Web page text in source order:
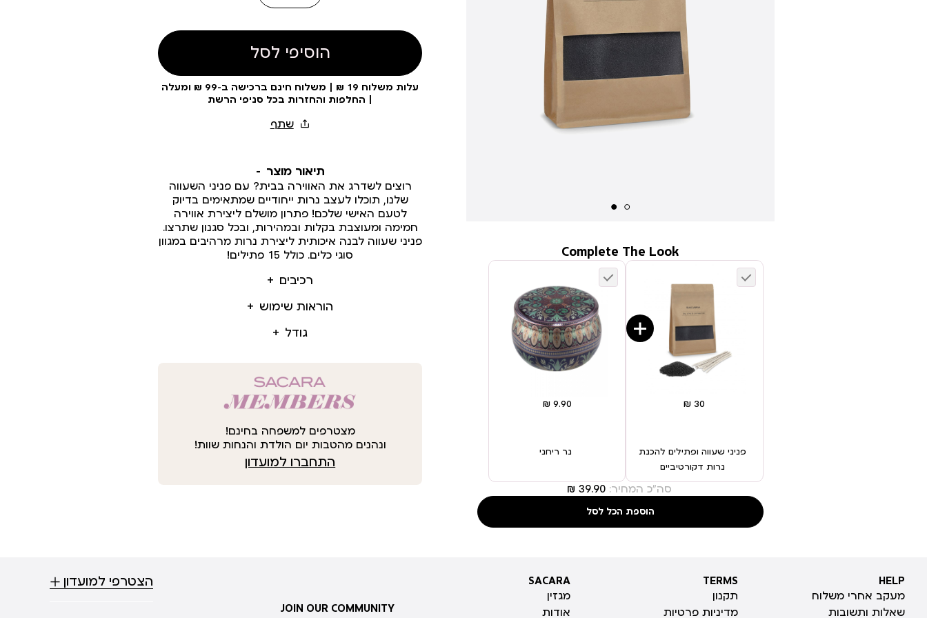
הוסיפי לסל
עלות משלוח 19 ₪ | משלוח חינם ברכישה ב-99 ₪ ומעלה
| החלפות והחזרות בכל סניפי הרשת
תיאור מוצר
רכיבים
הוראות שימוש
גודל
רוצים לשדרג את האווירה בבית? עם פניני השעווה
שלנו, תוכלו לעצב נרות ייחודיים שמתאימים בדיוק
לטעם האישי שלכם! פתרון מושלם ליצירת אווירה
חמימה ומעוצבת בקלות ובמהירות, ובכל סגנון שתרצו.
פניני שעווה לבנה איכותית ליצירת נרות מרהיבים במגוון
סוגי כלים. כולל 15 פתילים!
מצטרפים למשפחה בחינם!
ונהנים מהטבות יום הולדת והנחות שוות!
התחברו למועדון
פניני שעווה ופתילים להכנת
נרות דקורטיביים
נר ריחני
Complete The Look
סה"כ המחיר: ‏39.90 ₪
הוספת הכל לסל
HELP
HELP
מעקב אחרי משלוח
שאלות ותשובות
TERMS
TERMS
תקנון
מדיניות פרטיות
SACARA
SACARA
מגזין
אודות
JOIN OUR COMMUNITY
הצטרפי למועדון